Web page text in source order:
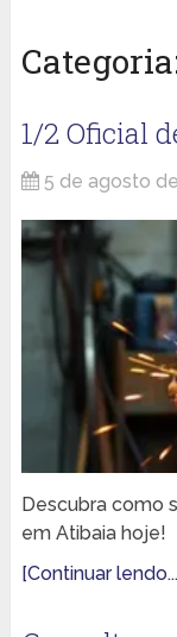
1/2 Oficial
5 de agosto
Descubra como
em Atibaia hoje!
[Continuar